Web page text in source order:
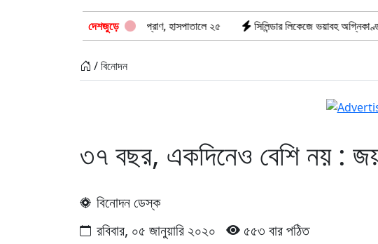
দেশজুড়ে
সংঘর্ষ: ঝরে গেল ৮টি তাজা প্রাণ, হাসপাতালে ২৫ সিলিন্ডার লিকেজে ভয়াবহ অগ্নিকাণ্ড: দগ্ধ
/ বিনোদন
৩৭ বছর, একদিনেও বেশি নয় :
বিনোদন ডেস্ক
রবিবার, ০৫ জানুয়ারি ২০২০
৫৫৩ বার পঠিত